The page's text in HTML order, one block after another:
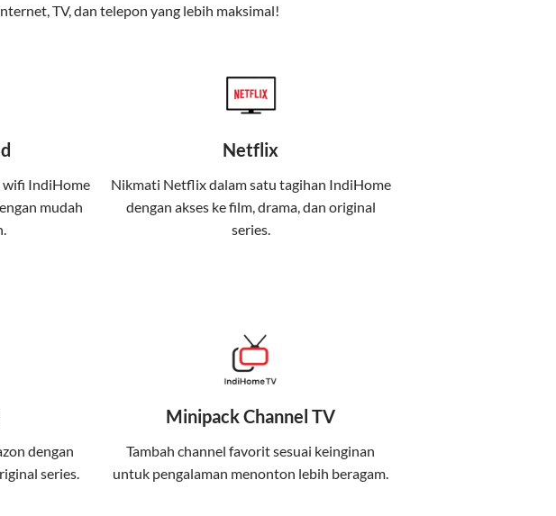
Telkomsel juga menghadirkan Telkomsel One, sebuah
internet, hiburan, dan komunikasi dalam satu paket
Telkomsel Orbit) dan mobile internet (Telkomsel) dalam satu paket.
TV, dan telepon yang lebih maksimal!
wifi IndiHome
mudah
Netflix
Nikmati Netflix dalam satu tagihan IndiHome
dengan akses ke film, drama, dan original
series.
dengan
series.
Minipack Channel TV
Tambah channel favorit sesuai keinginan
untuk pengalaman menonton lebih beragam.